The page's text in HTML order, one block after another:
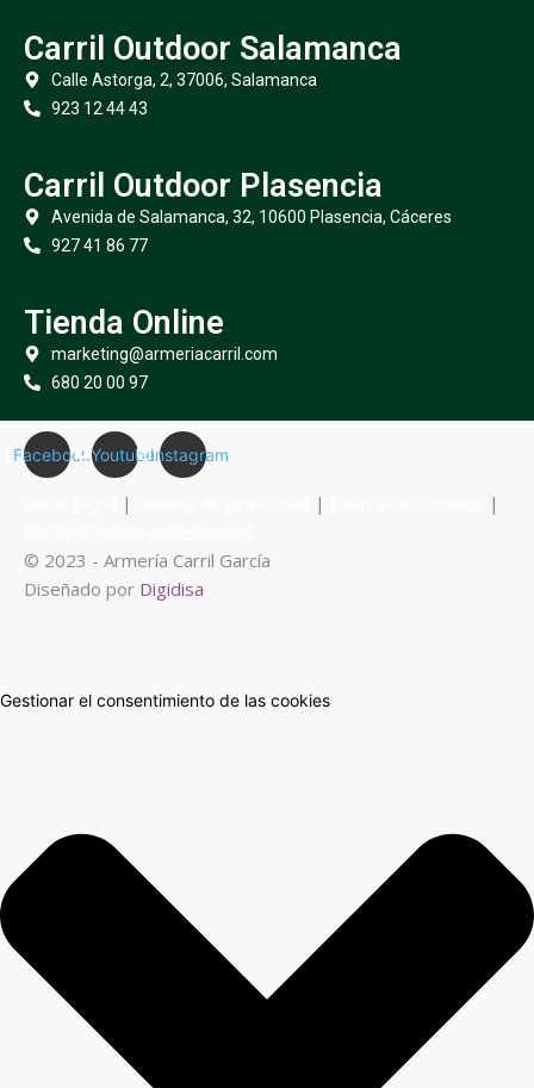
Carril Outdoor Salamanca
Calle Astorga, 2, 37006, Salamanca
923 12 44 43
Carril Outdoor Plasencia
Avenida de Salamanca, 32, 10600 Plasencia, Cáceres
927 41 86 77
Tienda Online
marketing@armeriacarril.com
680 20 00 97
FacebookYoutubeInstagram
| |
|
© 2023 - Armería Carril García
Diseñado por Digidisa
Gestionar el consentimiento de las cookies